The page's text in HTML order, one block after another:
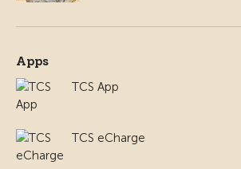
Apps
TCS App
TCS eCharge